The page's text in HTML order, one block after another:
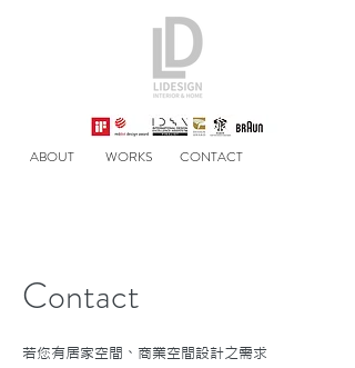
WORKS
ABOUT CONTACT
Contact
若您有居家空間、商業空間設計之需求